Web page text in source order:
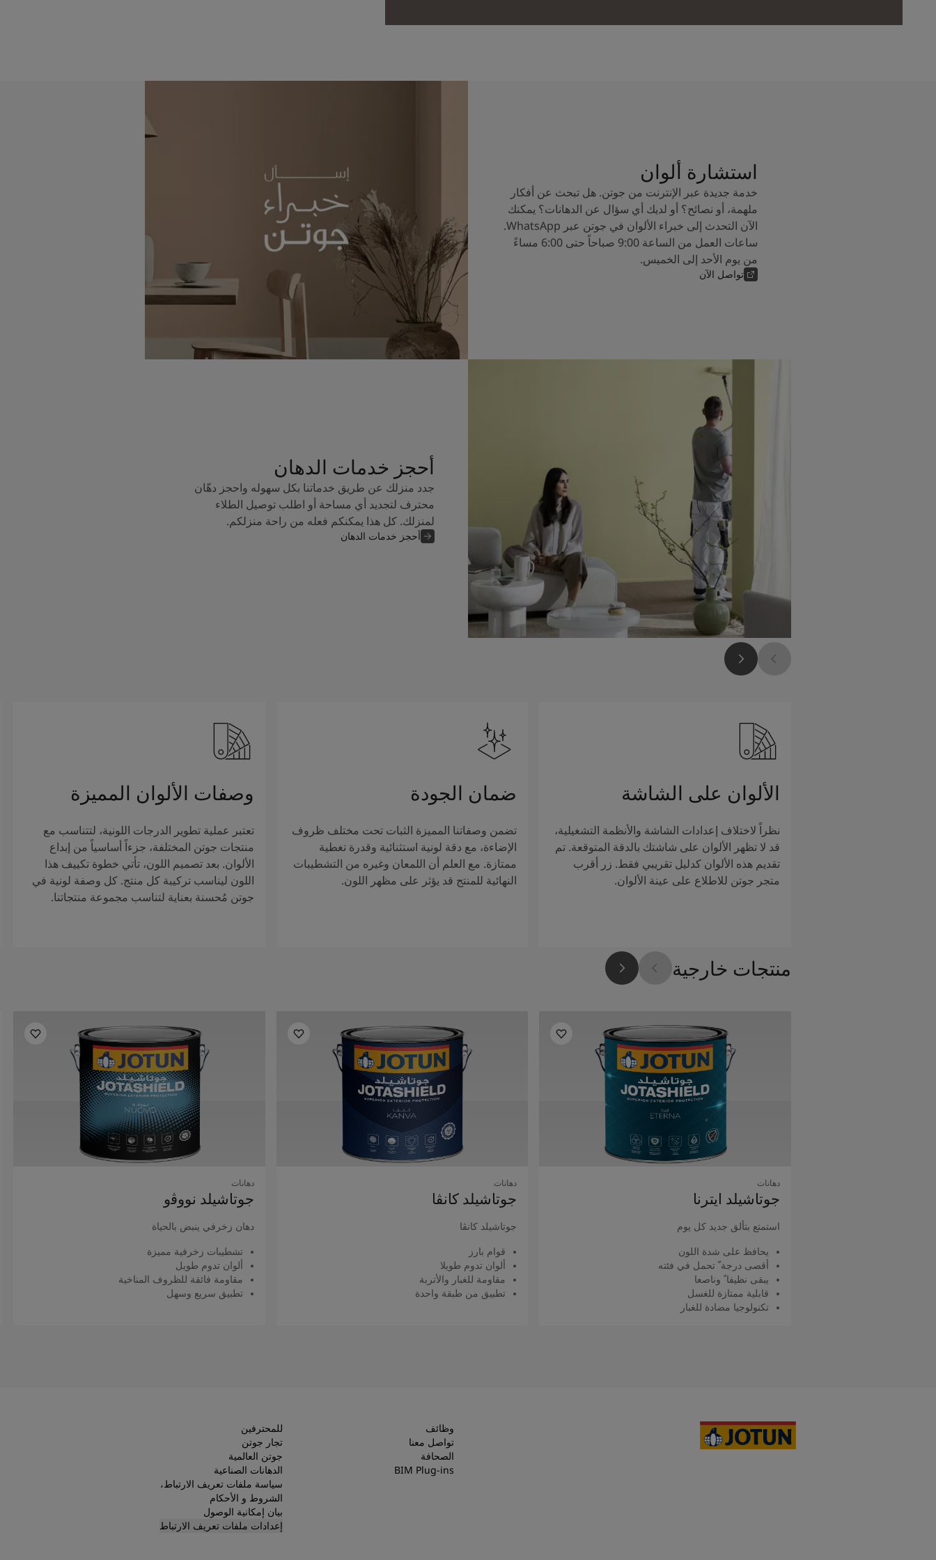
استشارة ألوان
خدمة جديدة عبر الإنترنت من جوتن. هل تبحث عن أفكار
ملهمة، أو نصائح؟ أو لديك أي سؤال عن الدهانات؟ يمكنك
الآن التحدث إلى خبراء الألوان في جوتن عبر WhatsApp.
ساعات العمل من الساعة 9:00 صباحاً حتى 6:00 مساءً
من يوم الأحد إلى الخميس.
تواصل الآن
أحجز خدمات الدهان
جدد منزلك عن طريق خدماتنا بكل سهوله واحجز دهّان
محترف لتجديد أي مساحة أو اطلب توصيل الطلاء
لمنزلك. كل هذا يمكنكم فعله من راحة منزلكم.
أحجز خدمات الدهان
الألوان على الشاشة
نظراً لاختلاف إعدادات الشاشة والأنظمة التشغيلية،
قد لا تظهر الألوان على شاشتك بالدقة المتوقعة. تم
تقديم هذه الألوان كدليل تقريبي فقط. زر أقرب
متجر جوتن للاطلاع على عينة الألوان.
ضمان الجودة
تضمن وصفاتنا المميزة الثبات تحت مختلف ظروف
الإضاءة، مع دقة لونية استثنائية وقدرة تغطية
ممتازة. مع العلم أن اللمعان وغيره من التشطيبات
النهائية للمنتج قد يؤثر على مظهر اللون.
وصفات الألوان المميزة
تعتبر عملية تطوير الدرجات اللونية، لتتناسب مع
منتجات جوتن المختلفة، جزءاً أساسياً من إبداع
الألوان. بعد تصميم اللون، تأتي خطوة تكييف هذا
اللون ليناسب تركيبة كل منتج. كل وصفة لونية في
جوتن مُحسنة بعناية لتناسب مجموعة منتجاتنا.
منتجات خارجية
دهانات
جوتاشيلد اﻳﺘﺮﻧﺎ
استمتع بتألق جديد كل يوم
يحافظ على شدة اللون
أقصى درجة ّ تحمل في فئته
يبقى نظيفا ً وناصعا
قابلية ممتازة للغسل
تكنولوجيا مضادة للغبار
دهانات
جوتاشيلد كانڤا
جوتاشيلد كانڤا
قوام بارز
ألوان تدوم طويلا
مقاومة للغبار والأتربة
تطبيق من طبقة واحدة
دهانات
ﺟﻮﺗﺎﺷﻴﻠﺪ ﻧﻮوﭬو
دﻫﺎن زﺧﺮﻓﻲ ﻳﻨﺒﺾ ﺑﺎﻟﺤﻴﺎة
تشطيبات زخرفية مميزة
ألوان تدوم طويل
مقاومة فائقة للظروف المناخية
تطبيق سريع وسهل
وظائف
تواصل معنا
الصحافة
BIM Plug-ins
للمحترفين
تجار جوتن
جوتن العالمية
الدهانات الصناعية
سياسة ملفات تعريف الارتباط،
الشروط و الأحكام
بيان إمكانية الوصول
إعدادات ملفات تعريف الارتباط